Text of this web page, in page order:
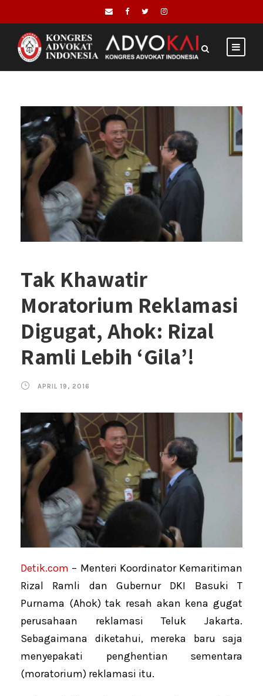
Tak Khawatir
Moratorium Reklamasi
Digugat, Ahok: Rizal
Ramli Lebih ‘Gila’!
APRIL 19, 2016
Detik.com – Menteri Koordinator Kemaritiman
Rizal Ramli dan Gubernur DKI Basuki T
Purnama (Ahok) tak resah akan kena gugat
perusahaan reklamasi Teluk Jakarta.
Sebagaimana diketahui, mereka baru saja
menyepakati penghentian sementara
(moratorium) reklamasi itu.